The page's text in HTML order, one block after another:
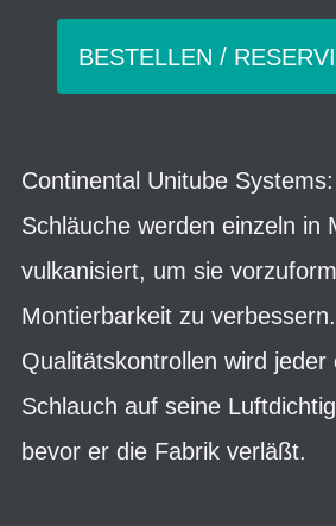
BESTELLEN /
Continental Unitube
Schläuche werden einzeln in
vulkanisiert, um sie
Montierbarkeit zu
Qualitätskontrollen wird jeder
Schlauch auf seine
bevor er die Fabrik verläßt.